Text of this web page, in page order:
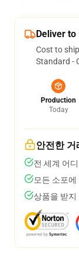
Deliver
Cost to
Standard -
Production
Today
안전한 거
전 세계 어
모든 소포
상품을 받지